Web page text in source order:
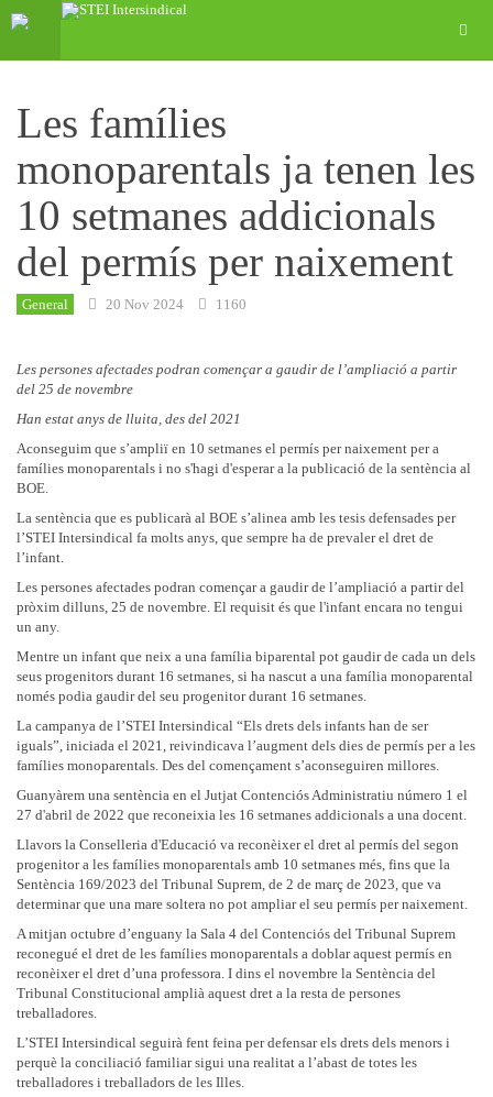
Les famílies
monoparentals ja tenen les
10 setmanes addicionals
del permís per naixement
General 20 Nov 2024 1160
Les persones afectades podran començar a gaudir de l’ampliació a partir
del 25 de novembre
Han estat anys de lluita, des del 2021
Aconseguim que s’ampliï en 10 setmanes el permís per naixement per a
famílies monoparentals i no s'hagi d'esperar a la publicació de la sentència al
BOE.
La sentència que es publicarà al BOE s’alinea amb les tesis defensades per
l’STEI Intersindical fa molts anys, que sempre ha de prevaler el dret de
l’infant.
Les persones afectades podran començar a gaudir de l’ampliació a partir del
pròxim dilluns, 25 de novembre. El requisit és que l'infant encara no tengui
un any.
Mentre un infant que neix a una família biparental pot gaudir de cada un dels
seus progenitors durant 16 setmanes, si ha nascut a una família monoparental
només podia gaudir del seu progenitor durant 16 setmanes.
La campanya de l’STEI Intersindical “Els drets dels infants han de ser
iguals”, iniciada el 2021, reivindicava l’augment dels dies de permís per a les
famílies monoparentals. Des del començament s’aconseguiren millores.
Guanyàrem una sentència en el Jutjat Contenciós Administratiu número 1 el
27 d'abril de 2022 que reconeixia les 16 setmanes addicionals a una docent.
Llavors la Conselleria d'Educació va reconèixer el dret al permís del segon
progenitor a les famílies monoparentals amb 10 setmanes més, fins que la
Sentència 169/2023 del Tribunal Suprem, de 2 de març de 2023, que va
determinar que una mare soltera no pot ampliar el seu permís per naixement.
A mitjan octubre d’enguany la Sala 4 del Contenciós del Tribunal Suprem
reconegué el dret de les famílies monoparentals a doblar aquest permís en
reconèixer el dret d’una professora. I dins el novembre la Sentència del
Tribunal Constitucional amplià aquest dret a la resta de persones
treballadores.
L’STEI Intersindical seguirà fent feina per defensar els drets dels menors i
perquè la conciliació familiar sigui una realitat a l’abast de totes les
treballadores i treballadors de les Illes.